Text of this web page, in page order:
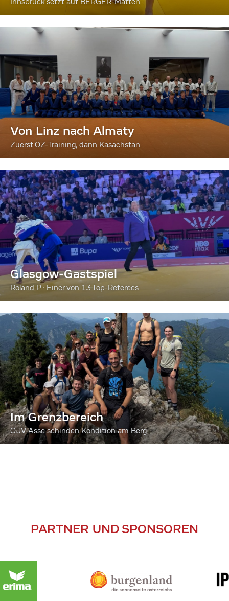
Von Linz nach Almaty
Zuerst OZ-Training, dann Kasachstan
Glasgow-Gastspiel
Roland P.: Einer von 13 Top-Referees
Im Grenzbereich
ÖJV-Asse schinden Kondition am Berg
PARTNER UND SPONSOREN